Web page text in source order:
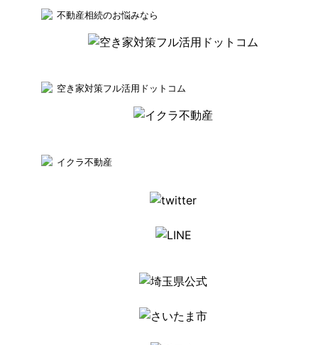
不動産相続のお悩みなら
空き家対策フル活用ドットコム
イクラ不動産